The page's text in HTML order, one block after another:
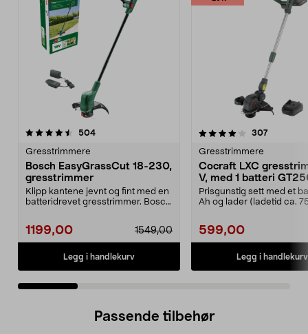
504anmeldelser
Gresstrimmere
Bosch EasyGrassCut 18-230,
gresstrimmer
Klipp kantene jevnt og fint med en
batteridrevet gresstrimmer. Bosch
1199,00 1549,00
Legg i handlekurv
4.0 av 5 stjerner 307
Gresstrimmere
Cocraft LXC
V, med 1 batteri
Prisgunstig sett med et
Ah og lader (ladetid ca.
599,00
Legg i handlekurv
4.5 av 5 stjerner
Passende tilbehør